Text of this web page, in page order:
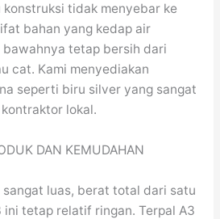
tidak menyebar ke
bahan yang kedap air
tetap bersih dari
cat. Kami menyediakan
seperti biru silver yang sangat
lokal.
DAN KEMUDAHAN
sangat luas, berat total dari satu
ini tetap relatif ringan. Terpal A3